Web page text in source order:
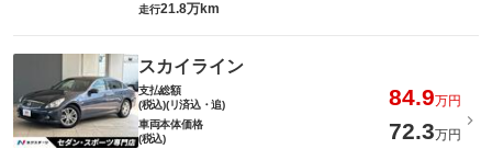
走行21.8万km
スカイライン
支払総額
(税込)(リ済込・追)
84.9万円
車両本体価格
(税込)
72.3万円